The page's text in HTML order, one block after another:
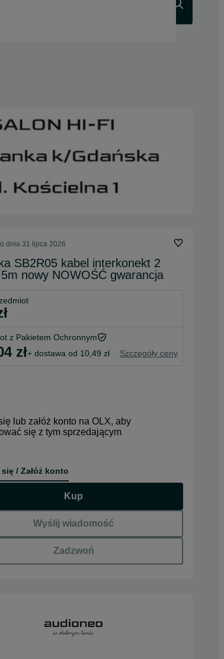
dnia 31 lipca 2026
SB2R05 kabel interkonekt 2
nowy NOWOŚĆ gwarancja
z Pakietem Ochronnym
zł+ dostawa od 10,49 zł Szczegóły ceny
lub załóż konto na OLX, aby
się z tym sprzedającym
/ Załóż konto
Kup
Wyślij wiadomość
Zadzwoń